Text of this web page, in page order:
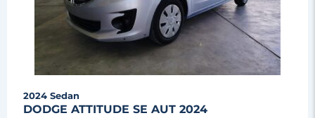
2024 Sedan
DODGE ATTITUDE SE AUT 2024